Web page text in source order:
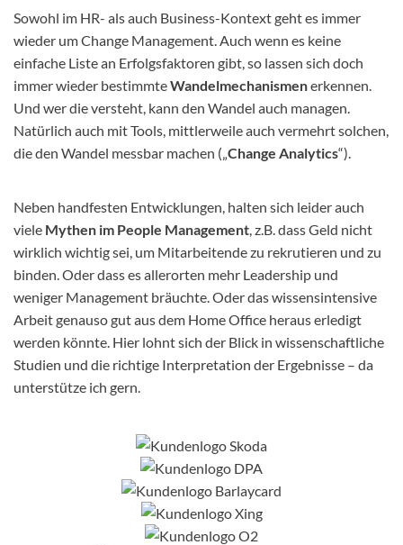
Sowohl im HR- als auch Business-Kontext geht es immer
wieder um Change Management. Auch wenn es keine
einfache Liste an Erfolgsfaktoren gibt, so lassen sich doch
immer wieder bestimmteWandelmechanismenerkennen.
Und wer die versteht, kann den Wandel auch managen.
Natürlich auch mit Tools, mittlerweile auch vermehrt solchen,
die den Wandel messbar machen („Change Analytics“).
Neben handfesten Entwicklungen, halten sich leider auch
viele Mythen im People Management, z.B. dass Geld nicht
wirklich wichtig sei, um Mitarbeitende zu rekrutieren und zu
binden. Oder dass es allerorten mehr Leadership und
weniger Management bräuchte. Oder das wissensintensive
Arbeit genauso gut aus dem Home Office heraus erledigt
werden könnte. Hier lohnt sich der Blick in wissenschaftliche
Studien und die richtige Interpretation der Ergebnisse – da
unterstütze ich gern.